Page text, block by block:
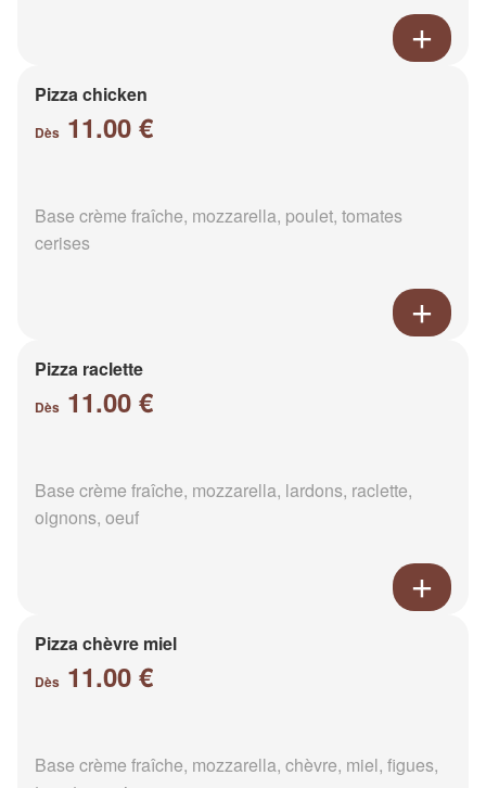
Pizza chicken
Dès 11.00 €
Base crème fraîche, mozzarella, poulet, tomates
cerises
Pizza raclette
Dès 11.00 €
Base crème fraîche, mozzarella, lardons, raclette,
oignons, oeuf
Pizza chèvre miel
Dès 11.00 €
Base crème fraîche, mozzarella, chèvre, miel, figues,